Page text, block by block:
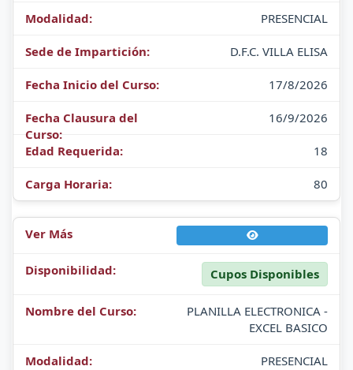
PRESENCIAL
D.F.C. VILLA ELISA
17/8/2026
16/9/2026
18
80
Cupos Disponibles
PLANILLA ELECTRONICA -
EXCEL BASICO
PRESENCIAL